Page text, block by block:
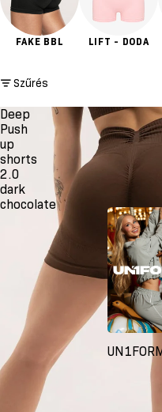
FAKE BBL LIFT - DODA
Szűrés
Deep
Push
up
shorts
2.0
dark
chocolate